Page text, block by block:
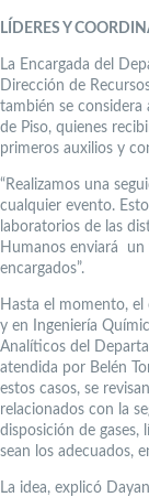
LÍDERES Y
La Encargada del
Dirección de
también se considera
de Piso, quienes
primeros auxilios y
“Realizamos una
cualquier evento.
laboratorios de las
Humanos enviará un
encargados”.
Hasta el momento, el
y en Ingeniería
Analíticos del
atendida por Belén
estos casos, se
relacionados con la
disposición de gases,
sean los adecuados,
La idea, explicó